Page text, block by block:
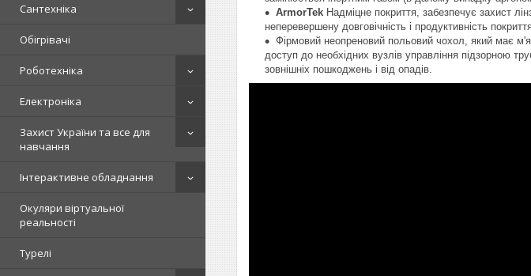
Сантехніка
Обігрівачі
Роботехніка
Електроніка
Захист України та все для
навчання
Інтерактивне обладнання
Окуляри віртуальної
реальності
Турелі
ArmorTek Надміцне покриття, забезпечує захист
неперевершену довговічність і продуктивність
Фірмовий неопреновий польовий чохол, який має
доступ до необхідних вузлів управління підзорною
зовнішніх пошкоджень і від опадів.